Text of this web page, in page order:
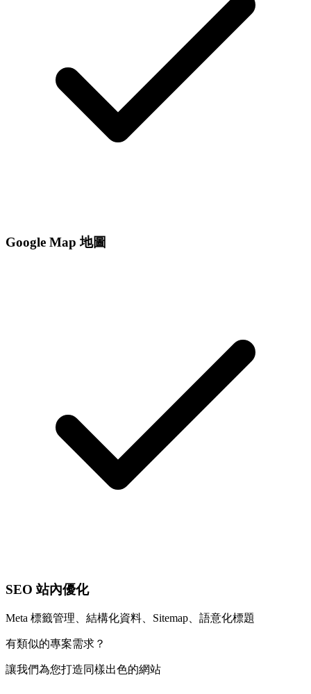
Google Map 地圖
SEO 站內優化
Meta 標籤管理、結構化資料、Sitemap、語意化標題
有類似的專案需求？
讓我們為您打造同樣出色的網站